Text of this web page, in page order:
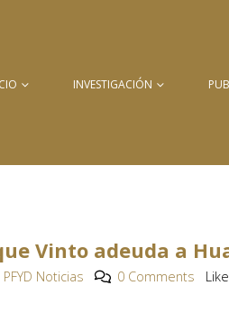
INVESTIGACIÓN
Vinto adeuda a
PFYD Noticias 0 Comments